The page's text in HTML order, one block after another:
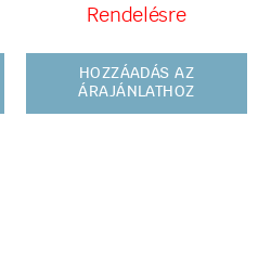
Rendelésre
HOZZÁADÁS AZ
ÁRAJÁNLATHOZ